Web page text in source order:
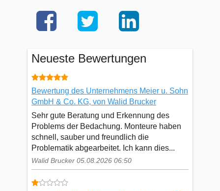
Neueste Bewertungen
Bewertung des Unternehmens Meier u. Sohn
GmbH & Co. KG, von Walid Brucker
Sehr gute Beratung und Erkennung des
Problems der Bedachung. Monteure haben
schnell, sauber und freundlich die
Problematik abgearbeitet. Ich kann dies...
Walid Brucker 05.08.2026 06:50